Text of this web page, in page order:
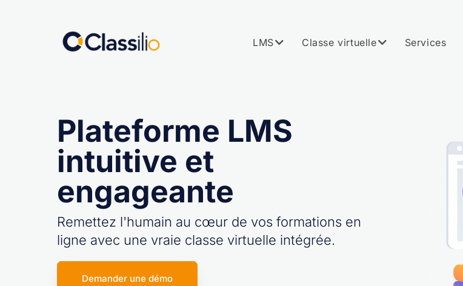
LMS Classe virtuelle Services
Plateforme LMS
intuitive et
engageante
Remettez l'humain au cœur de vos formations en
ligne avec une vraie classe virtuelle intégrée.
Demander une démo